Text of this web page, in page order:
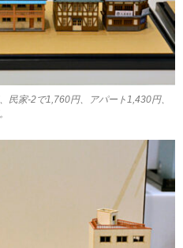
民家-2で1,760円、アパート1,430円、